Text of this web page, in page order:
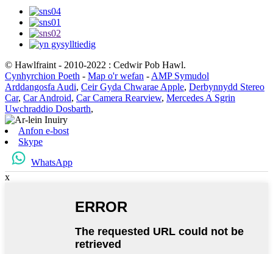
© Hawlfraint - 2010-2022 : Cedwir Pob Hawl.
Cynhyrchion Poeth - Map o'r wefan - AMP Symudol
Arddangosfa Audi, Ceir Gyda Chwarae Apple, Derbynnydd Stereo
Car, Car Android, Car Camera Rearview, Mercedes A Sgrin
Uwchraddio Dosbarth,
Anfon e-bost
Skype
WhatsApp
x